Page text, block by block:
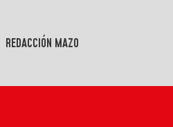
REDACCIÓN MAZO